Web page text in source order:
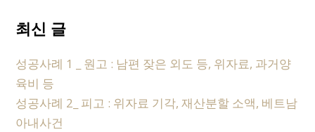
최신 글
성공사례 1 _ 원고 : 남편 잦은 외도 등, 위자료, 과거양
육비 등
성공사례 2_ 피고 : 위자료 기각, 재산분할 소액, 베트남
아내사건